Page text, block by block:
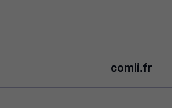
comli.fr